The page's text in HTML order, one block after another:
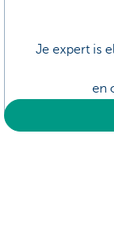
Je expert is
en